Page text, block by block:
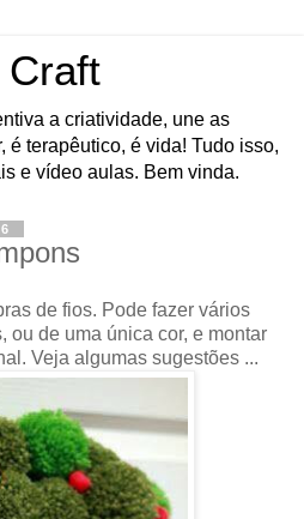
Craft
a criatividade, une as
é terapêutico, é vida! Tudo isso,
e vídeo aulas. Bem vinda.
de fios. Pode fazer vários
ou de uma única cor, e montar
Veja algumas sugestões ...